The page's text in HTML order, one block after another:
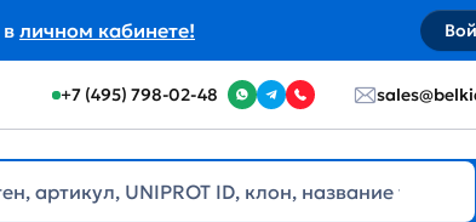
личном кабинете!
+7 (495) 798-02-48